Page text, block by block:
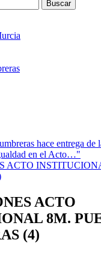
hace entrega de
en el Acto…"
ACTO
8M.
(4)